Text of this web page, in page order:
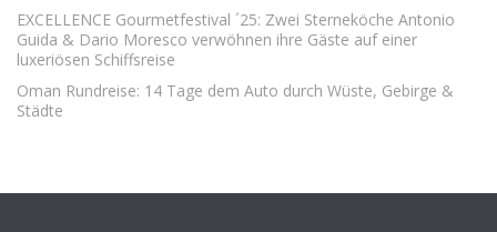
EXCELLENCE Gourmetfestival ´25: Zwei Sterneköche Antonio
Guida & Dario Moresco verwöhnen ihre Gäste auf einer
luxeriösen Schiffsreise
Oman Rundreise: 14 Tage dem Auto durch Wüste, Gebirge &
Städte